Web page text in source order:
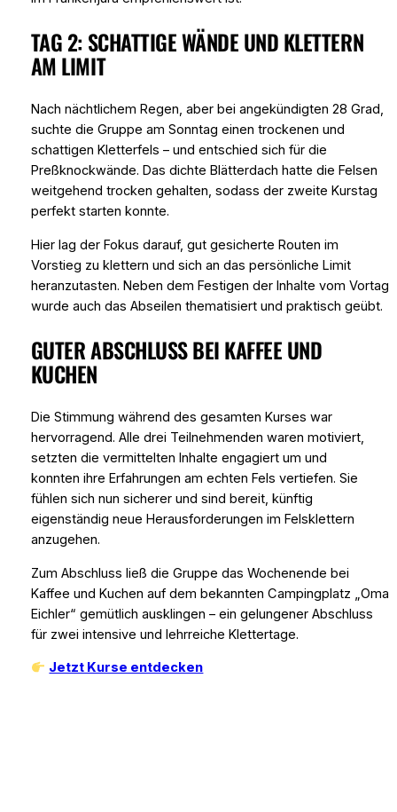
TAG 2: SCHATTIGE WÄNDE UND KLETTERN
AM LIMIT
Nach nächtlichem Regen, aber bei angekündigten 28 Grad,
suchte die Gruppe am Sonntag einen trockenen und
schattigen Kletterfels – und entschied sich für die
Preßknockwände. Das dichte Blätterdach hatte die Felsen
weitgehend trocken gehalten, sodass der zweite Kurstag
perfekt starten konnte.
Hier lag der Fokus darauf, gut gesicherte Routen im
Vorstieg zu klettern und sich an das persönliche Limit
heranzutasten. Neben dem Festigen der Inhalte vom Vortag
wurde auch das Abseilen thematisiert und praktisch geübt.
GUTER ABSCHLUSS BEI KAFFEE UND
KUCHEN
Die Stimmung während des gesamten Kurses war
hervorragend. Alle drei Teilnehmenden waren motiviert,
setzten die vermittelten Inhalte engagiert um und
konnten ihre Erfahrungen am echten Fels vertiefen. Sie
fühlen sich nun sicherer und sind bereit, künftig
eigenständig neue Herausforderungen im Felsklettern
anzugehen.
Zum Abschluss ließ die Gruppe das Wochenende bei
Kaffee und Kuchen auf dem bekannten Campingplatz „Oma
Eichler“ gemütlich ausklingen – ein gelungener Abschluss
für zwei intensive und lehrreiche Klettertage.
Jetzt Kurse entdecken